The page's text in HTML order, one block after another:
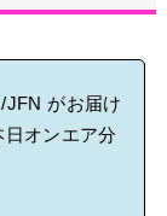
ネル展が開催中
/JFN がお届け
日オンエア分